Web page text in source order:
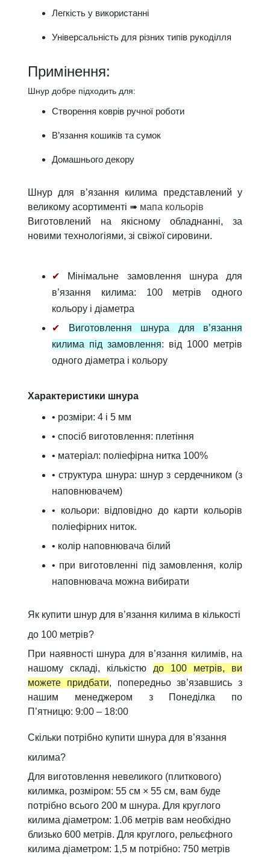
Легкість у використанні
Універсальність для різних типів рукоділля
Примінення:
Шнур добре підходить для:
Створення коврів ручної роботи
В’язання кошиків та сумок
Домашнього декору
Шнур для в’язання килима представлений у
великому асортименті ➠ мапа кольорів
Виготовлений на якісному обладнанні, за
новими технологіями, зі свіжої сировини.
✔ Мінімальне замовлення шнура для
в’язання килима: 100 метрів одного
кольору і діаметра
✔
Виготовлення шнура для в’язання
килима під замовлення: від 1000 метрів
одного діаметра і кольору
Характеристики шнура
• розміри: 4 і 5 мм
• спосіб виготовлення: плетіння
• матеріал: поліефірна нитка 100%
• структура шнура: шнур з сердечником (з
наповнювачем)
• кольори: відповідно до карти кольорів
поліефірних ниток.
• колір наповнювача білий
• при виготовленні під замовлення, колір
наповнювача можна вибирати
Як купити шнур для в’язання килима в кількості
до 100 метрів?
При наявності шнура для в’язання килимів, на
нашому складі, кількістю до 100 метрів, ви
можете придбати, попередньо зв’язавшись з
нашим менеджером з Понеділка по
П’ятницю: 9:00 – 18:00
Скільки потрібно купити шнура для в’язання
килима?
Для виготовлення невеликого (плиткового)
килимка, розміром: 55 см × 55 см, вам буде
потрібно всього 200 м шнура. Для круглого
килима діаметром: 1.06 метрів вам необхідно
близько 600 метрів. Для круглого, рельєфного
килима діаметром: 1,5 м потрібно: 750 метрів